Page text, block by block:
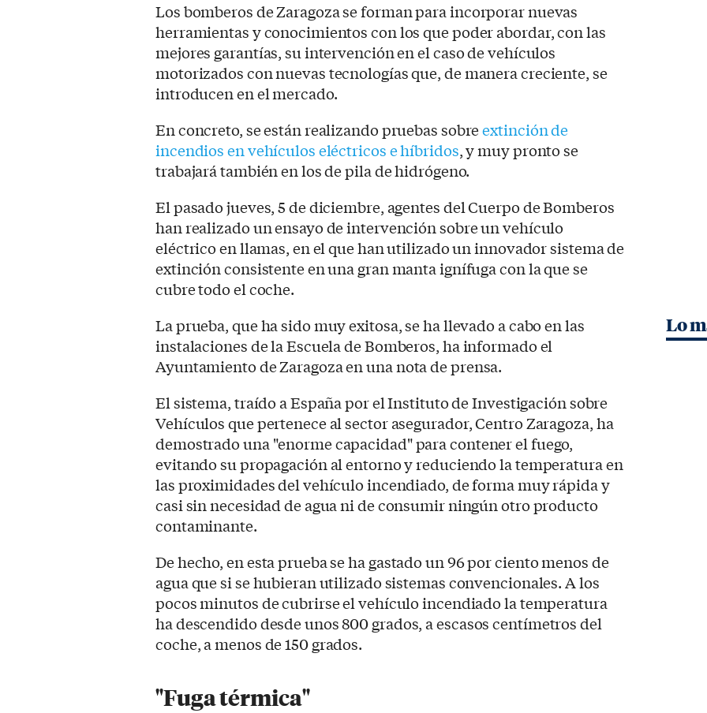
Los bomberos de Zaragoza se forman para incorporar nuevas
herramientas y conocimientos con los que poder abordar, con las
mejores garantías, su intervención en el caso de vehículos
motorizados con nuevas tecnologías que, de manera creciente, se
introducen en el mercado.
En concreto, se están realizando pruebas sobreextinción de
incendios en vehículos eléctricos e híbridos, y muy pronto se
trabajará también en los de pila de hidrógeno.
El pasado jueves, 5 de diciembre, agentes del Cuerpo de Bomberos
han realizado un ensayo de intervención sobre un vehículo
eléctrico en llamas, en el que han utilizado un innovador sistema de
extinción consistente en una gran manta ignífuga con la que se
cubre todo el coche.
La prueba, que ha sido muy exitosa, se ha llevado a cabo en las
instalaciones de la Escuela de Bomberos, ha informado el
Ayuntamiento de Zaragoza en una nota de prensa.
El sistema, traído a España por el Instituto de Investigación sobre
Vehículos que pertenece al sector asegurador, Centro Zaragoza, ha
demostrado una "enorme capacidad" para contener el fuego,
evitando su propagación al entorno y reduciendo la temperatura en
las proximidades del vehículo incendiado, de forma muy rápida y
casi sin necesidad de agua ni de consumir ningún otro producto
contaminante.
De hecho, en esta prueba se ha gastado un 96 por ciento menos de
agua que si se hubieran utilizado sistemas convencionales. A los
pocos minutos de cubrirse el vehículo incendiado la temperatura
ha descendido desde unos 800 grados, a escasos centímetros del
coche, a menos de 150 grados.
"Fuga térmica"
Lo